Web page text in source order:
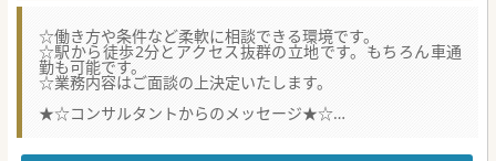
☆働き方や条件など柔軟に相談できる環境です。
☆駅から徒歩2分とアクセス抜群の立地です。もちろん車通
勤も可能です。
☆業務内容はご面談の上決定いたします。
★☆コンサルタントからのメッセージ★☆
大手法人の運営する病院で、近々近隣の病院と合併予定で